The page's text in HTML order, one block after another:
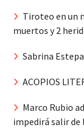
Tiroteo en un
muertos y 2
Sabrina
ACOPIOS
Marco Rubio
impedirá salir de